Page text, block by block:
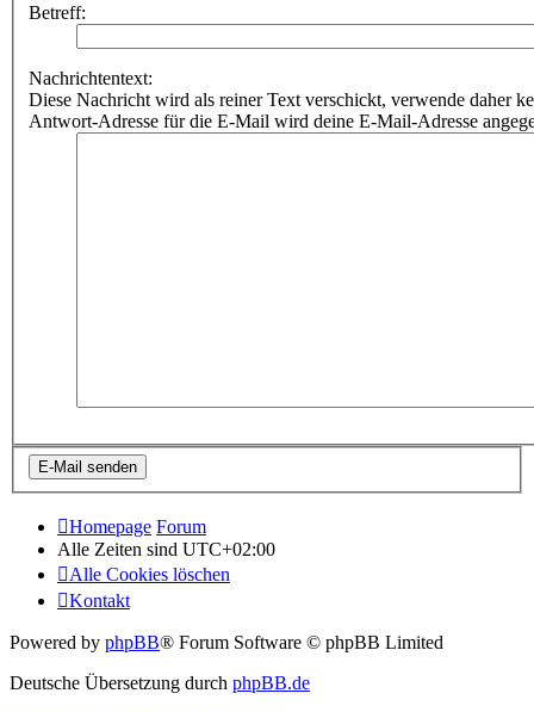
Betreff:
Nachrichtentext:
Diese Nachricht wird als reiner Text verschickt, verwende daher
Antwort-Adresse für die E-Mail wird deine E-Mail-Adresse
Homepage Forum
Alle Zeiten sind UTC+02:00
Alle Cookies löschen
Kontakt
Powered by phpBB® Forum Software © phpBB Limited
Deutsche Übersetzung durch phpBB.de